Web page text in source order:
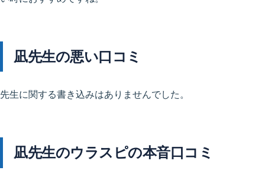
凪先生の悪い口コミ
先生に関する書き込みはありませんでした。
凪先生のウラスピの本音口コミ